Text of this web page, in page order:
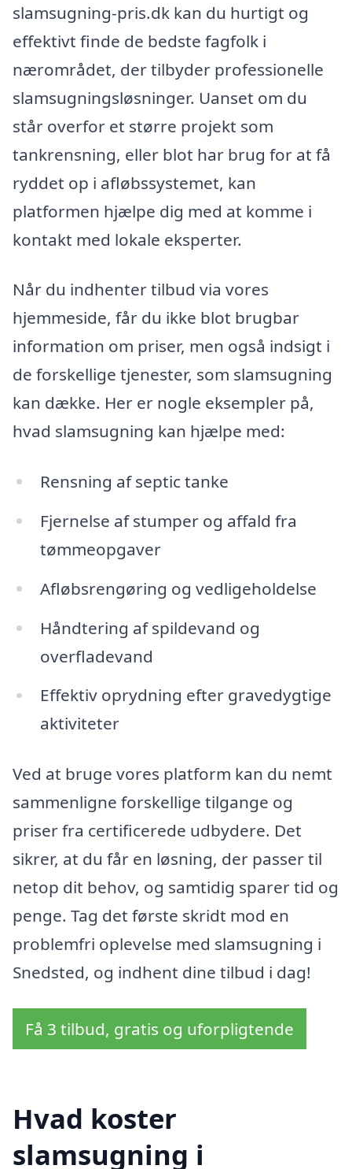
slamsugning-pris.dk kan du hurtigt og
effektivt finde de bedste fagfolk i
nærområdet, der tilbyder professionelle
slamsugningsløsninger. Uanset om du
står overfor et større projekt som
tankrensning, eller blot har brug for at få
ryddet op i afløbssystemet, kan
platformen hjælpe dig med at komme i
kontakt med lokale eksperter.
Når du indhenter tilbud via vores
hjemmeside, får du ikke blot brugbar
information om priser, men også indsigt i
de forskellige tjenester, som slamsugning
kan dække. Her er nogle eksempler på,
hvad slamsugning kan hjælpe med:
Rensning af septic tanke
Fjernelse af stumper og affald fra
tømmeopgaver
Afløbsrengøring og vedligeholdelse
Håndtering af spildevand og
overfladevand
Effektiv oprydning efter gravedygtige
aktiviteter
Ved at bruge vores platform kan du nemt
sammenligne forskellige tilgange og
priser fra certificerede udbydere. Det
sikrer, at du får en løsning, der passer til
netop dit behov, og samtidig sparer tid og
penge. Tag det første skridt mod en
problemfri oplevelse med slamsugning i
Snedsted, og indhent dine tilbud i dag!
Få 3 tilbud, gratis og uforpligtende
Hvad koster
slamsugning i